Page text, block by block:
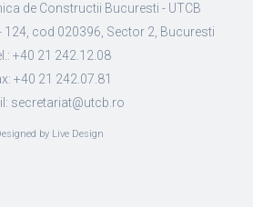
de Constructii Bucuresti - UTCB
124, cod 020396, Sector 2, Bucuresti
+40 21 242.12.08
+40 21 242.07.81
secretariat@utcb.ro
by Live Design